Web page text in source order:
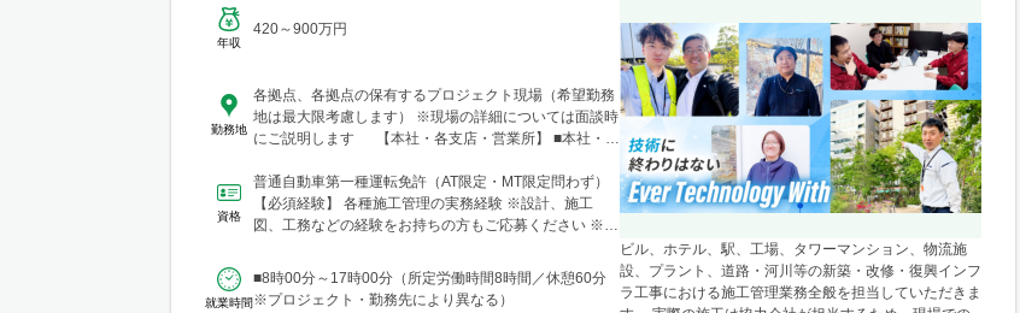
年収
420～900万円
勤務地
各拠点、各拠点の保有するプロジェクト現場（希望勤務
地は最大限考慮します） ※現場の詳細については面談時
にご説明します 【本社・各支店・営業所】 ■本社・関
テートメナー1055 └アクセス：京王線「新宿駅」から徒
歩5分 ※東京都を中心とした首都圏のほか、栃木・群
馬・茨城・埼玉・山梨・千葉・神奈川などに関東圏内の
区中央1丁目7-4（アーケード内） 宮城商事ビル4F ※宮
城県エリアのほか、青森・岩手・秋田・山形・福島など
資格
普通自動車第一種運転免許（AT限定・MT限定問わず）
【必須経験】 各種施工管理の実務経験 ※設計、施工
図、工務などの経験をお持ちの方もご応募ください ※経
就業時間
■8時00分～17時00分（所定労働時間8時間／休憩60分
※プロジェクト・勤務先により異なる）
ビル、ホテル、駅、工場、タワーマンション、物流施
設、プラント、道路・河川等の新築・改修・復興インフ
ラ工事における施工管理業務全般を担当していただきま